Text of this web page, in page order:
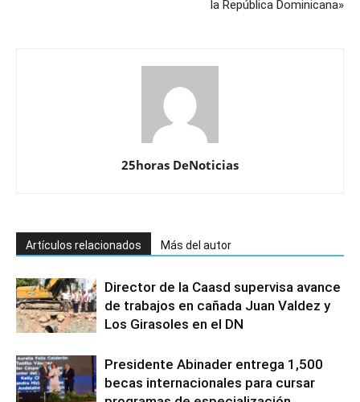
la República Dominicana»
25horas DeNoticias
Artículos relacionados Más del autor
Director de la Caasd supervisa avance
de trabajos en cañada Juan Valdez y
Los Girasoles en el DN
Presidente Abinader entrega 1,500
becas internacionales para cursar